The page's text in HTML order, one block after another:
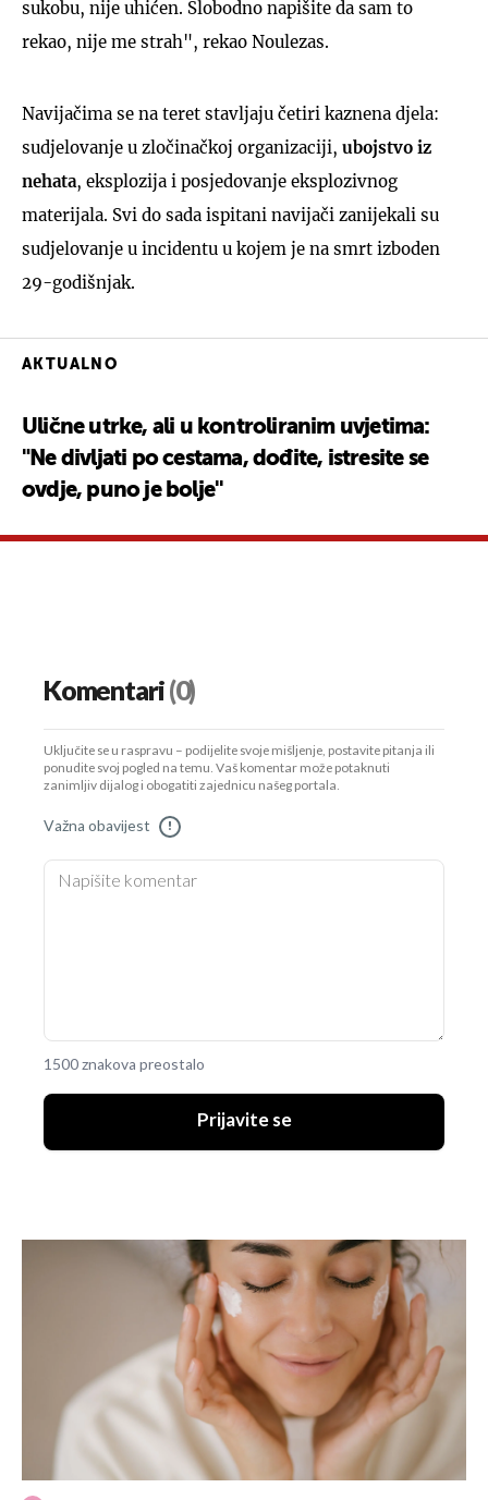
sukobu, nije uhićen. Slobodno napišite da sam to
rekao, nije me strah", rekao Noulezas.
Navijačima se na teret stavljaju četiri kaznena djela:
sudjelovanje u zločinačkoj organizaciji, ubojstvo iz
nehata, eksplozija i posjedovanje eksplozivnog
materijala. Svi do sada ispitani navijači zanijekali su
sudjelovanje u incidentu u kojem je na smrt izboden
29-godišnjak.
AKTUALNO
Ulične utrke, ali u kontroliranim uvjetima:
"Ne divljati po cestama, dođite, istresite se
ovdje, puno je bolje''
Komentari(0)
Uključite se u raspravu – podijelite svoje mišljenje, postavite pitanja ili
ponudite svoj pogled na temu. Vaš komentar može potaknuti
zanimljiv dijalog i obogatiti zajednicu našeg portala.
Važna obavijest !
1500 znakova preostalo
Prijavite se